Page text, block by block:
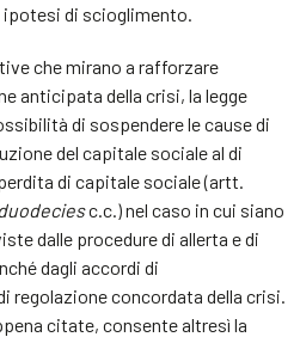
ipotesi di scioglimento.
che mirano a rafforzare
anticipata della crisi, la legge
di sospendere le cause di
del capitale sociale al di
di capitale sociale (artt.
c.c.) nel caso in cui siano
dalle procedure di allerta e di
dagli accordi di
regolazione concordata della crisi.
citate, consente altresì la